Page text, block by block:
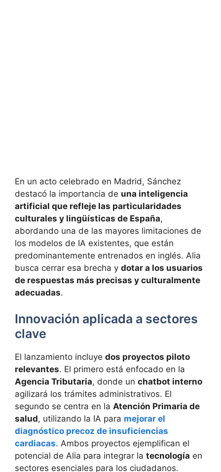
En un acto celebrado en Madrid, Sánchez
destacó la importancia de una inteligencia
artificial que refleje las particularidades
culturales y lingüísticas de España,
abordando una de las mayores limitaciones de
los modelos de IA existentes, que están
predominantemente entrenados en inglés. Alia
busca cerrar esa brecha y dotar a los usuarios
de respuestas más precisas y culturalmente
adecuadas.
Innovación aplicada a sectores
clave
El lanzamiento incluye dos proyectos piloto
relevantes. El primero está enfocado en la
Agencia Tributaria, donde un chatbot interno
agilizará los trámites administrativos. El
segundo se centra en la Atención Primaria de
salud, utilizando la IA para mejorar el
diagnóstico precoz de insuficiencias
cardiacas. Ambos proyectos ejemplifican el
potencial de Alia para integrar la tecnología en
sectores esenciales para los ciudadanos.